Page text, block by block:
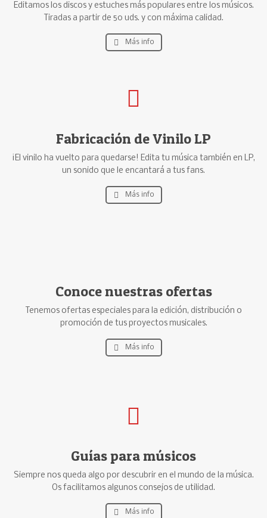
Editamos los discos y estuches más populares entre los músicos.
Tiradas a partir de 50 uds. y con máxima calidad.
Más info
Fabricación de Vinilo LP
¡El vinilo ha vuelto para quedarse! Edita tu música también en LP,
un sonido que le encantará a tus fans.
Más info
Conoce nuestras ofertas
Tenemos ofertas especiales para la edición, distribución o
promoción de tus proyectos musicales.
Más info
Guías para músicos
Siempre nos queda algo por descubrir en el mundo de la música.
Os facilitamos algunos consejos de utilidad.
Más info